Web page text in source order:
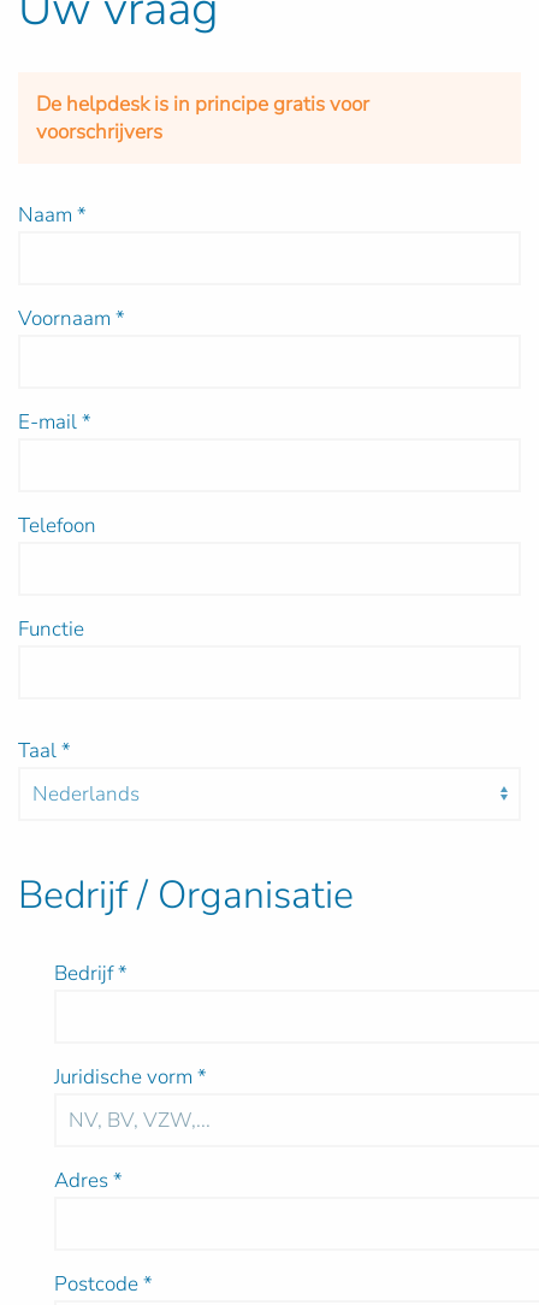
De helpdesk is in principe gratis voor
voorschrijvers
Naam *
Voornaam *
E-mail*
Telefoon
Functie
Taal*
Bedrijf / Organisatie
Bedrijf*
Juridische vorm *
Adres*
Postcode*